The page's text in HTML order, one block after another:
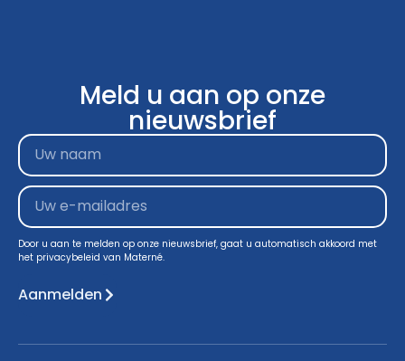
Meld u aan op onze
nieuwsbrief
Door u aan te melden op onze nieuwsbrief, gaat u automatisch akkoord met
het privacybeleid van Materné.
Aanmelden